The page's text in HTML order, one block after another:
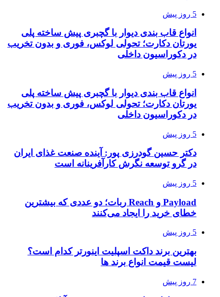
5 روز پیش
انواع قاب بندی دیوار با گچبری پیش ساخته پلی
یورتان دکارت؛ تحولی لوکس، فوری و بدون تخریب
در دکوراسیون داخلی
5 روز پیش
انواع قاب بندی دیوار با گچبری پیش ساخته پلی
یورتان دکارت؛ تحولی لوکس، فوری و بدون تخریب
در دکوراسیون داخلی
5 روز پیش
دکتر حسین گودرزی پور: آینده صنعت غذای ایران
در گرو توسعه نگرش کارآفرینانه است
5 روز پیش
Payload و Reach ربات؛ دو عددی که بیشترین
خطای خرید را ایجاد می‌کنند
5 روز پیش
بهترین برند داکت اسپلیت اینورتر کدام است؟
لیست قیمت انواع برند ها
7 روز پیش